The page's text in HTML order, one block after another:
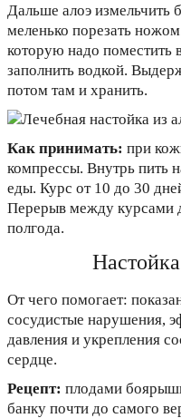
Дальше алоэ измельчить
меленько порезать
которую надо поместить
заполнить водкой.
потом там и хранить.
Как принимать: при
компрессы. Внутрь пить
еды. Курс от 10 до 30
Перерыв между курсами
полгода.
От чего помогает:
сосудистые нарушения,
давления и укрепления
сердце.
Рецепт: плодами
банку почти до самого